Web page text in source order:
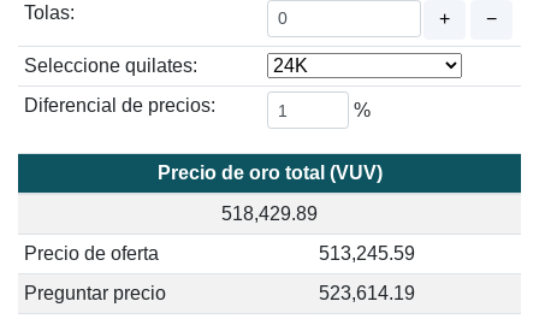
Tolas: + −
Seleccione quilates:
Diferencial de precios:
%
Precio de oro total (VUV)
518,429.89
Precio de oferta
513,245.59
Preguntar precio
523,614.19